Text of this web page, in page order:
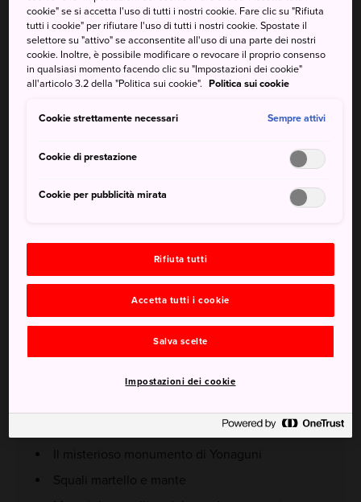
mare poco profondo dove fare una bella nuotata. Quello
che scoprirai qui potrebbe essere una delle meraviglie
della natura. O forse ciò che rimane di una civiltà perduta.
Da non perdere
Il misterioso monumento di Yonaguni
Squali martello e mante
cookie" se si accetta l'uso di tutti i nostri cookie. Fare clic su "Rifiuta
tutti i cookie" per rifiutare l'uso di tutti i nostri cookie. Spostate il
selettore su "attivo" se acconsentite all'uso di una parte dei nostri
cookie. Inoltre, è possibile modificare o revocare il proprio consenso
in qualsiasi momento facendo clic su "Impostazioni dei cookie"
all'articolo 3.2 della "Politica sui cookie". Politica sui cookie
Cookie strettamente necessari Sempre attivi
Cookie di prestazione
Cookie per pubblicità mirata
Rifiuta tutti
Accetta tutti i cookie
Salva scelte
Impostazioni dei cookie